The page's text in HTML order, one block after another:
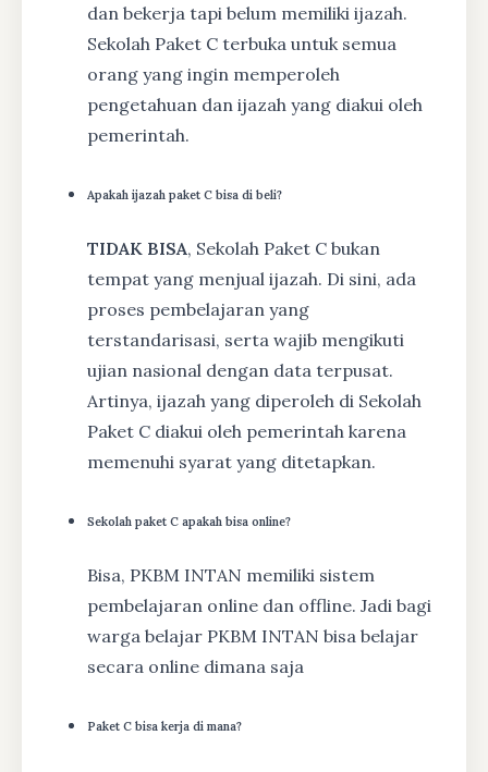
dan bekerja tapi belum memiliki ijazah.
Sekolah Paket C terbuka untuk semua
orang yang ingin memperoleh
pengetahuan dan ijazah yang diakui oleh
pemerintah.
Apakah ijazah paket C bisa di beli?
TIDAK BISA, Sekolah Paket C bukan
tempat yang menjual ijazah. Di sini, ada
proses pembelajaran yang
terstandarisasi, serta wajib mengikuti
ujian nasional dengan data terpusat.
Artinya, ijazah yang diperoleh di Sekolah
Paket C diakui oleh pemerintah karena
memenuhi syarat yang ditetapkan.
Sekolah paket C apakah bisa online?
Bisa, PKBM INTAN memiliki sistem
pembelajaran online dan offline. Jadi bagi
warga belajar PKBM INTAN bisa belajar
secara online dimana saja
Paket C bisa kerja di mana?